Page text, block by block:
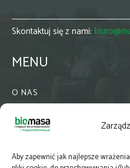
Aby zapewnić jak najlepsze
Skontaktuj się z nami:
MENU
O NAS
WSPÓŁPRACA
PRENUMERATA